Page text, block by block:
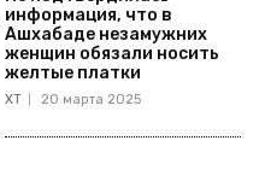
информация, что в
Ашхабаде незамужних
женщин обязали носить
желтые платки
ХТ 20 марта 2025